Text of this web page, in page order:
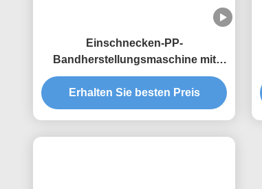
Einschnecken-PP-
Bandherstellungsmaschine mit
hoher Produktivität und
vollautomatischem Betrieb für 5–19
mm Bandbreite
Erhalten Sie besten Preis